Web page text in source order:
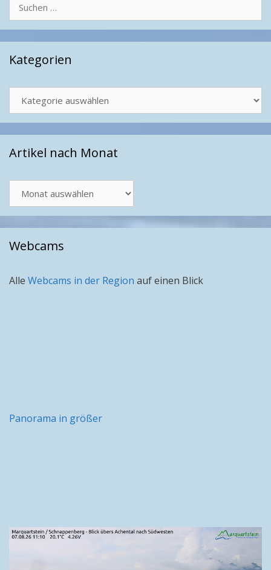
nach:
Kategorien
Artikel nach Monat
nach
Monat
Webcams
Alle Webcams in der Region auf einen Blick
Panorama in größer